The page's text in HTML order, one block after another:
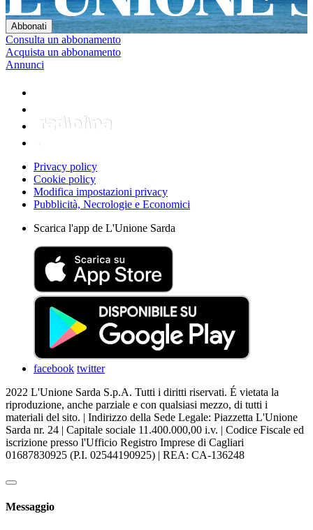
Consulta un abbonamento
Acquista un abbonamento
Annunci
Privacy policy
Cookie policy
Modifica impostazioni privacy
Pubblicità, Necrologie e Economici
Scarica l'app de L'Unione Sarda
facebook twitter
2022 L'Unione Sarda S.p.A. Tutti i diritti riservati. É vietata la
riproduzione, anche parziale e con qualsiasi mezzo, di tutti i
materiali del sito. | Indirizzo della Sede Legale: Piazzetta L'Unione
Sarda nr. 24 | Capitale sociale 11.400.000,00 i.v. | Codice Fiscale ed
iscrizione presso l'Ufficio Registro Imprese di Cagliari
01687830925 (P.I. 02544190925) | REA: CA-136248
Messaggio